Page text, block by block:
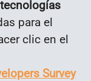
para el
clic en el
Survey